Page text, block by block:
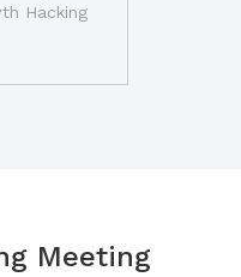
Hacking
Meeting